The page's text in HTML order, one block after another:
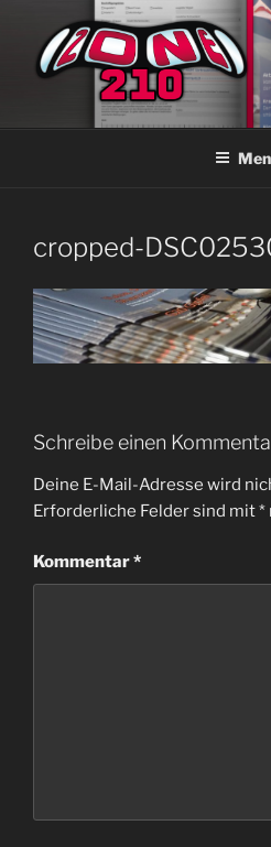
springen
ZONE210
Die ver.di Zeitschrift bei
cropped-
Schreibe einen
Deine E-Mail-Adresse wird
Erforderliche Felder sind mit*
Kommentar*